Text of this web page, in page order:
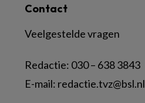
Contact
Veelgestelde vragen
Redactie: 030 – 638 3843
E-mail: redactie.tvz@bsl.nl